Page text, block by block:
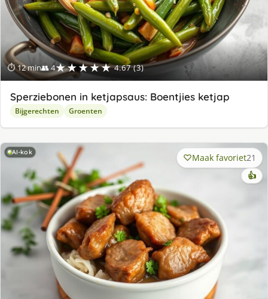
⏱ 12 min👥 4★★★★★ 4.67 (3)
Sperziebonen in ketjapsaus: Boentjies ketjap
Bijgerechten Groenten
AI-kok Maak favoriet21
👍